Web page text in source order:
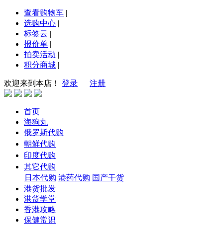
查看购物车 |
选购中心 |
标签云 |
报价单 |
拍卖活动 |
积分商城 |
欢迎来到本店！ 登录 注册
首页
海狗丸
俄罗斯代购
朝鲜代购
印度代购
其它代购
日本代购 港药代购 国产干货
港货批发
港货学堂
香港攻略
保健常识